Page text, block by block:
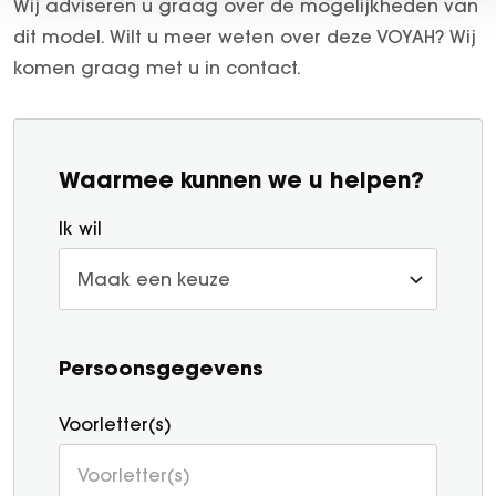
Wij adviseren u graag over de mogelijkheden van
dit model. Wilt u meer weten over deze VOYAH? Wij
komen graag met u in contact.
Waarmee kunnen we u helpen?
Ik wil
Persoonsgegevens
Voorletter(s)